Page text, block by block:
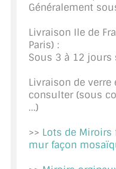
CONSEILS / AIDE
A PROPOS DE LA
COMPTE PRO
MON PANIER
Généralement
Livraison Ile de
Paris) :
Sous 3 à 12 jours
Livraison de verre
consulter (sous
...)
>> Lots de Miroirs
mur façon